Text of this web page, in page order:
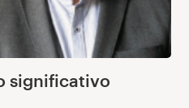
significativo